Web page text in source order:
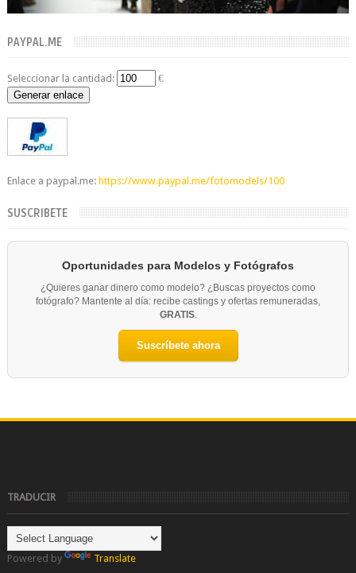
PAYPAL.ME
Seleccionar la cantidad:
€
Generar enlace
Enlace a paypal.me: https://www.paypal.me/fotomodels/100
SUSCRIBETE
Oportunidades para Modelos y Fotógrafos
¿Quieres ganar dinero como modelo? ¿Buscas proyectos como
fotógrafo? Mantente al día: recibe castings y ofertas remuneradas,
GRATIS.
Suscríbete ahora
TRADUCIR
Powered by
Translate